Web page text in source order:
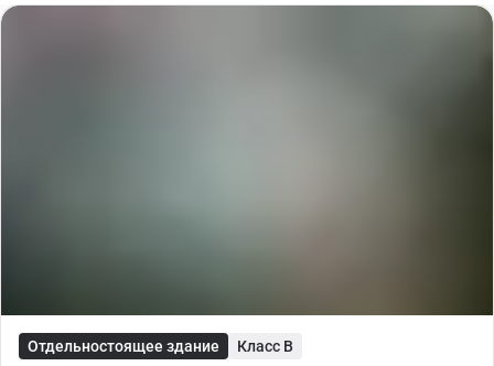
Отдельностоящее здание Класс B